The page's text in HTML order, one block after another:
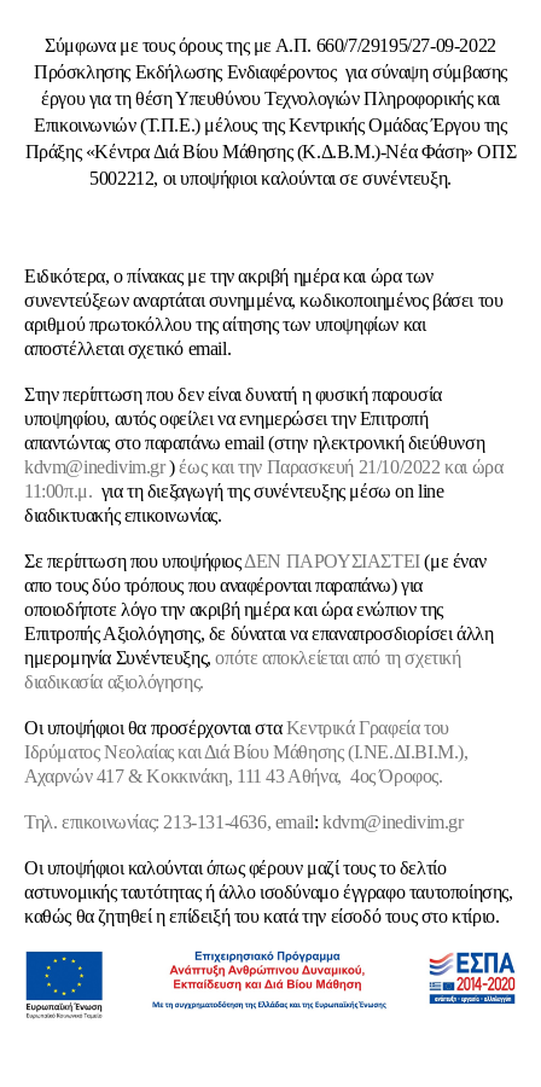
Σύμφωνα με τους όρους της με Α.Π. 660/7/29195/27-09-2022
Πρόσκλησης Εκδήλωσης Ενδιαφέροντος για σύναψη σύμβασης
έργου για τη θέση Υπευθύνου Τεχνολογιών Πληροφορικής και
Επικοινωνιών (Τ.Π.Ε.) μέλους της Κεντρικής Ομάδας Έργου της
Πράξης «Κέντρα Διά Βίου Μάθησης (Κ.Δ.Β.Μ.)-Νέα Φάση» ΟΠΣ
5002212, οι υποψήφιοι καλούνται σε συνέντευξη.
Ειδικότερα, ο πίνακας με την ακριβή ημέρα και ώρα των
συνεντεύξεων αναρτάται συνημμένα, κωδικοποιημένος βάσει του
αριθμού πρωτοκόλλου της αίτησης των υποψηφίων και
αποστέλλεται σχετικό email.
Στην περίπτωση που δεν είναι δυνατή η φυσική παρουσία
υποψηφίου, αυτός οφείλει να ενημερώσει την Επιτροπή
απαντώντας στο παραπάνω email (στην ηλεκτρονική διεύθυνση
kdvm@inedivim.gr)έως και την Παρασκευή 21/10/2022 και ώρα
11:00π.μ. για τη διεξαγωγή της συνέντευξης μέσω on line
διαδικτυακής επικοινωνίας.
Σε περίπτωση που υποψήφιοςΔΕΝ ΠΑΡΟΥΣΙΑΣΤΕΙ(με έναν
απο τους δύο τρόπους που αναφέρονται παραπάνω) για
οποιοδήποτε λόγο την ακριβή ημέρα και ώρα ενώπιον της
Επιτροπής Αξιολόγησης, δε δύναται να επαναπροσδιορίσει άλλη
ημερομηνία Συνέντευξης,οπότε αποκλείεται από τη σχετική
διαδικασία αξιολόγησης.
Οι υποψήφιοι θα προσέρχονται σταΚεντρικά Γραφεία του
Ιδρύματος Νεολαίας και Διά Βίου Μάθησης (Ι.ΝΕ.ΔΙ.ΒΙ.Μ.),
Αχαρνών 417 & Κοκκινάκη, 111 43 Αθήνα, 4ος Όροφος.
Τηλ. επικοινωνίας: 213-131-4636, email:kdvm@inedivim.gr
Οι υποψήφιοι καλούνται όπως φέρουν μαζί τους το δελτίο
αστυνομικής ταυτότητας ή άλλο ισοδύναμο έγγραφο ταυτοποίησης,
καθώς θα ζητηθεί η επίδειξή του κατά την είσοδό τους στο κτίριο.